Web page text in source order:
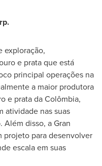
exploração,
e prata que está
principal operações na
a maior produtora
e prata da Colômbia,
atividade nas suas
Além disso, a Gran
projeto para desenvolver
escala em suas